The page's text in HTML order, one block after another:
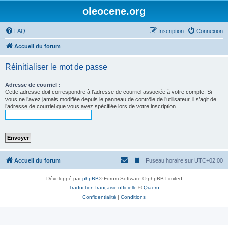
oleocene.org
FAQ Connexion
Inscription
Accueil du forum
Réinitialiser le mot de passe
Adresse de courriel :
Cette adresse doit correspondre à l’adresse de courriel associée à votre compte. Si
vous ne l’avez jamais modifiée depuis le panneau de contrôle de l’utilisateur, il s’agit de
l’adresse de courriel que vous avez spécifiée lors de votre inscription.
Accueil du forum Fuseau horaire sur UTC+02:00
Développé parphpBB® Forum Software © phpBB Limited
Traduction française officielle ©Qiaeru
Confidentialité | Conditions